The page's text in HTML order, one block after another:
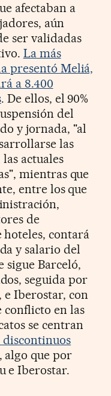
afectaban a
aún
ser validadas
La más
presentó Meliá,
a 8.400
. De ellos, el 90%
del
y jornada, "al
las
actuales
mientras que
entre los que
de
contará
y salario del
sigue Barceló,
seguida por
e Iberostar, con
conflicto en las
se centran
discontinuos
, algo que por
e Iberostar.